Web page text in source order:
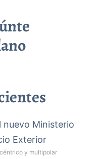
nuevo Ministerio
Exterior
y multipolar